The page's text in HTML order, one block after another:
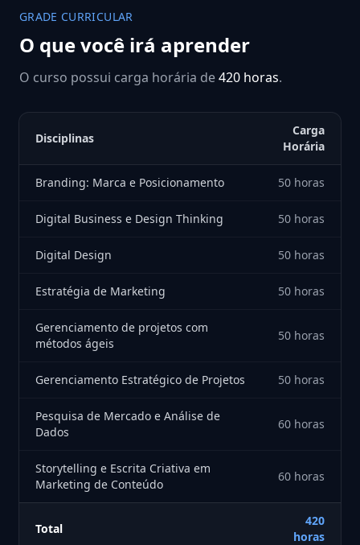
GRADE CURRICULAR
O que você irá aprender
O curso possui carga horária de420 horas.
Disciplinas
Carga
Horária
Branding: Marca e Posicionamento 50 horas
Digital Business e Design Thinking 50 horas
Digital Design 50 horas
Estratégia de Marketing 50 horas
Gerenciamento de projetos com
métodos ágeis
50 horas
Gerenciamento Estratégico de Projetos 50 horas
Pesquisa de Mercado e Análise de
Dados
60 horas
Storytelling e Escrita Criativa em
Marketing de Conteúdo
60 horas
Total
420
horas